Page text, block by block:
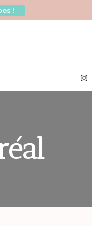
!